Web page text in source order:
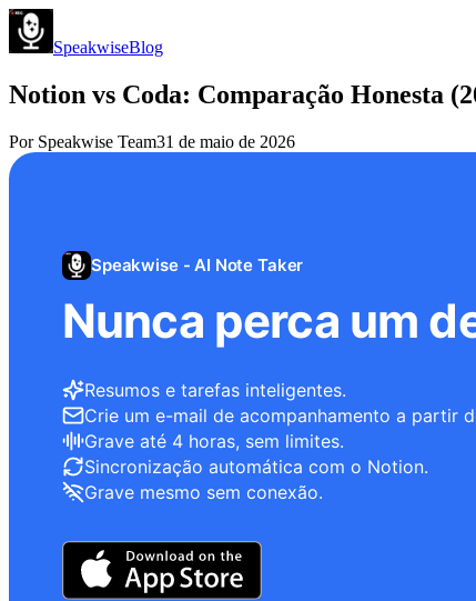
SpeakwiseBlog
Notion vs Coda: Comparação Honesta
Por Speakwise Team31 de maio de 2026
Speakwise - AI Note Taker
Nunca perca um
Resumos e tarefas inteligentes.
Crie um e-mail de acompanhamento a partir
Grave até 4 horas, sem limites.
Sincronização automática com o Notion.
Grave mesmo sem conexão.